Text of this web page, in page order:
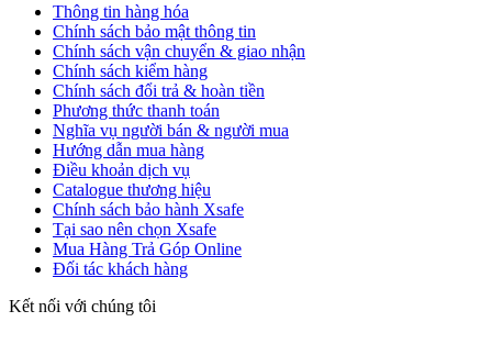
Thông tin hàng hóa
Chính sách bảo mật thông tin
Chính sách vận chuyển & giao nhận
Chính sách kiểm hàng
Chính sách đổi trả & hoàn tiền
Phương thức thanh toán
Nghĩa vụ người bán & người mua
Hướng dẫn mua hàng
Điều khoản dịch vụ
Catalogue thương hiệu
Chính sách bảo hành Xsafe
Tại sao nên chọn Xsafe
Mua Hàng Trả Góp Online
Đối tác khách hàng
Kết nối với chúng tôi